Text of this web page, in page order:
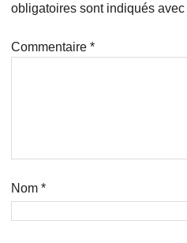
obligatoires sont indiqués avec
Commentaire *
Nom *